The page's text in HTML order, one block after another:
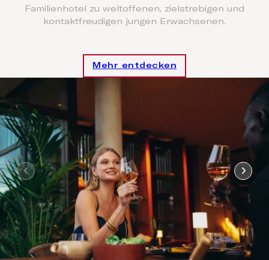
Familienhotel zu weltoffenen, zielstrebigen und
kontaktfreudigen jungen Erwachsenen.
Mehr entdecken